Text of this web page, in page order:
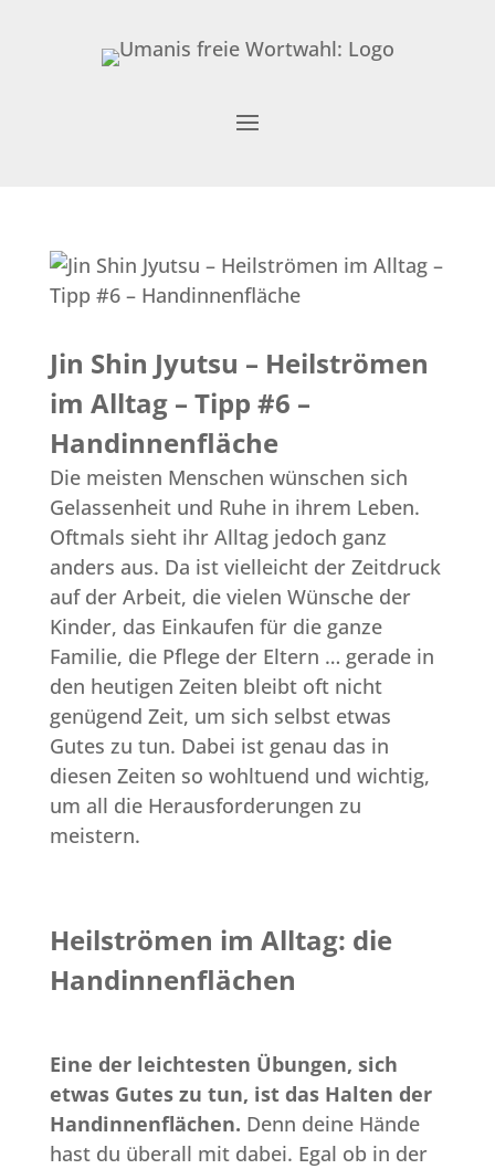
Jin Shin Jyutsu – Heilströmen
im Alltag – Tipp #6 –
Handinnenfläche
Die meisten Menschen wünschen sich
Gelassenheit und Ruhe in ihrem Leben.
Oftmals sieht ihr Alltag jedoch ganz
anders aus. Da ist vielleicht der Zeitdruck
auf der Arbeit, die vielen Wünsche der
Kinder, das Einkaufen für die ganze
Familie, die Pflege der Eltern … gerade in
den heutigen Zeiten bleibt oft nicht
genügend Zeit, um sich selbst etwas
Gutes zu tun. Dabei ist genau das in
diesen Zeiten so wohltuend und wichtig,
um all die Herausforderungen zu
meistern.
Heilströmen im Alltag: die
Handinnenflächen
Eine der leichtesten Übungen, sich
etwas Gutes zu tun, ist das Halten der
Handinnenflächen. Denn deine Hände
hast du überall mit dabei. Egal ob in der